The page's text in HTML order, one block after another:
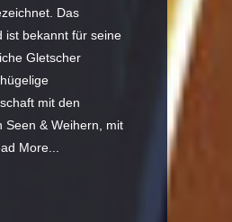
Das
ist bekannt für seine
Gletscher
mit den
Seen & Weihern, mit
More...